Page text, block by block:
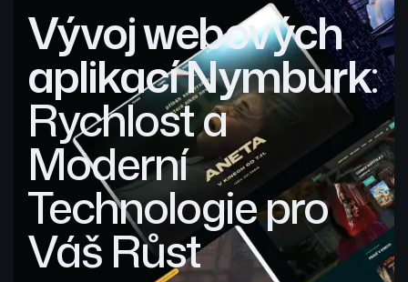
Vývoj webových
aplikací Nymburk:
Rychlost a
Moderní
Technologie pro
Váš Růst